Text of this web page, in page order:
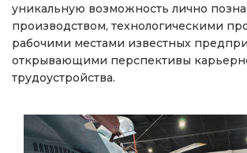
уникальную возможность лично
производством, технологическими
рабочими местами известных
открывающими перспективы
трудоустройства.